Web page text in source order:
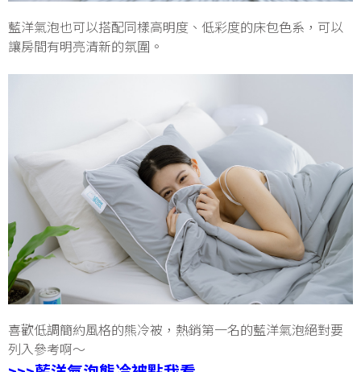
藍洋氣泡也可以搭配同樣高明度、低彩度的床包色系，可以
讓房間有明亮清新的氛圍。
喜歡低調簡約風格的熊冷被，熱銷第一名的藍洋氣泡絕對要
列入參考啊～